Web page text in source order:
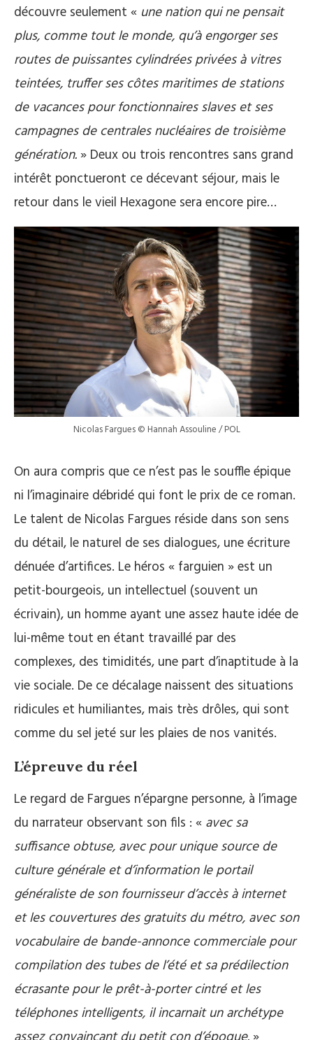
découvre seulement « une nation qui ne pensait
plus, comme tout le monde, qu’à engorger ses
routes de puissantes cylindrées privées à vitres
teintées, truffer ses côtes maritimes de stations
de vacances pour fonctionnaires slaves et ses
campagnes de centrales nucléaires de troisième
génération. » Deux ou trois rencontres sans grand
intérêt ponctueront ce décevant séjour, mais le
retour dans le vieil Hexagone sera encore pire…
Nicolas Fargues © Hannah Assouline / POL
On aura compris que ce n’est pas le souffle épique
ni l’imaginaire débridé qui font le prix de ce roman.
Le talent de Nicolas Fargues réside dans son sens
du détail, le naturel de ses dialogues, une écriture
dénuée d’artifices. Le héros « farguien » est un
petit-bourgeois, un intellectuel (souvent un
écrivain), un homme ayant une assez haute idée de
lui-même tout en étant travaillé par des
complexes, des timidités, une part d’inaptitude à la
vie sociale. De ce décalage naissent des situations
ridicules et humiliantes, mais très drôles, qui sont
comme du sel jeté sur les plaies de nos vanités.
L’épreuve du réel
Le regard de Fargues n’épargne personne, à l’image
du narrateur observant son fils : « avec sa
suffisance obtuse, avec pour unique source de
culture générale et d’information le portail
généraliste de son fournisseur d’accès à internet
et les couvertures des gratuits du métro, avec son
vocabulaire de bande-annonce commerciale pour
compilation des tubes de l’été et sa prédilection
écrasante pour le prêt-à-porter cintré et les
téléphones intelligents, il incarnait un archétype